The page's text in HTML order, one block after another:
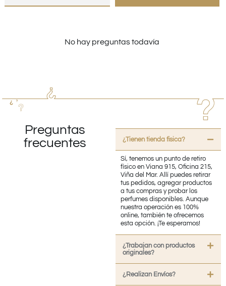
No hay preguntas todavía
Preguntas
frecuentes
¿Tienen tienda fisica?
Sí, tenemos un punto de retiro
físico en Viana 915, Oficina 215,
Viña del Mar. Allí puedes retirar
tus pedidos, agregar productos
a tus compras y probar los
perfumes disponibles. Aunque
nuestra operación es 100%
online, también te ofrecemos
esta opción. ¡Te esperamos!
¿Trabajan con productos
originales?
¿Realizan Envíos?